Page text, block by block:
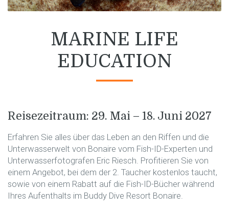
MARINE LIFE
EDUCATION
Reisezeitraum: 29. Mai – 18. Juni 2027
Erfahren Sie alles über das Leben an den Riffen und die
Unterwasserwelt von Bonaire vom Fish-ID-Experten und
Unterwasserfotografen Eric Riesch. Profitieren Sie von
einem Angebot, bei dem der 2. Taucher kostenlos taucht,
sowie von einem Rabatt auf die Fish-ID-Bücher während
Ihres Aufenthalts im Buddy Dive Resort Bonaire.